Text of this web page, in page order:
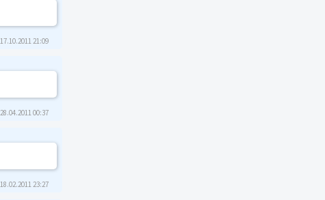
17.10.2011 21:09
28.04.2011 00:37
18.02.2011 23:27